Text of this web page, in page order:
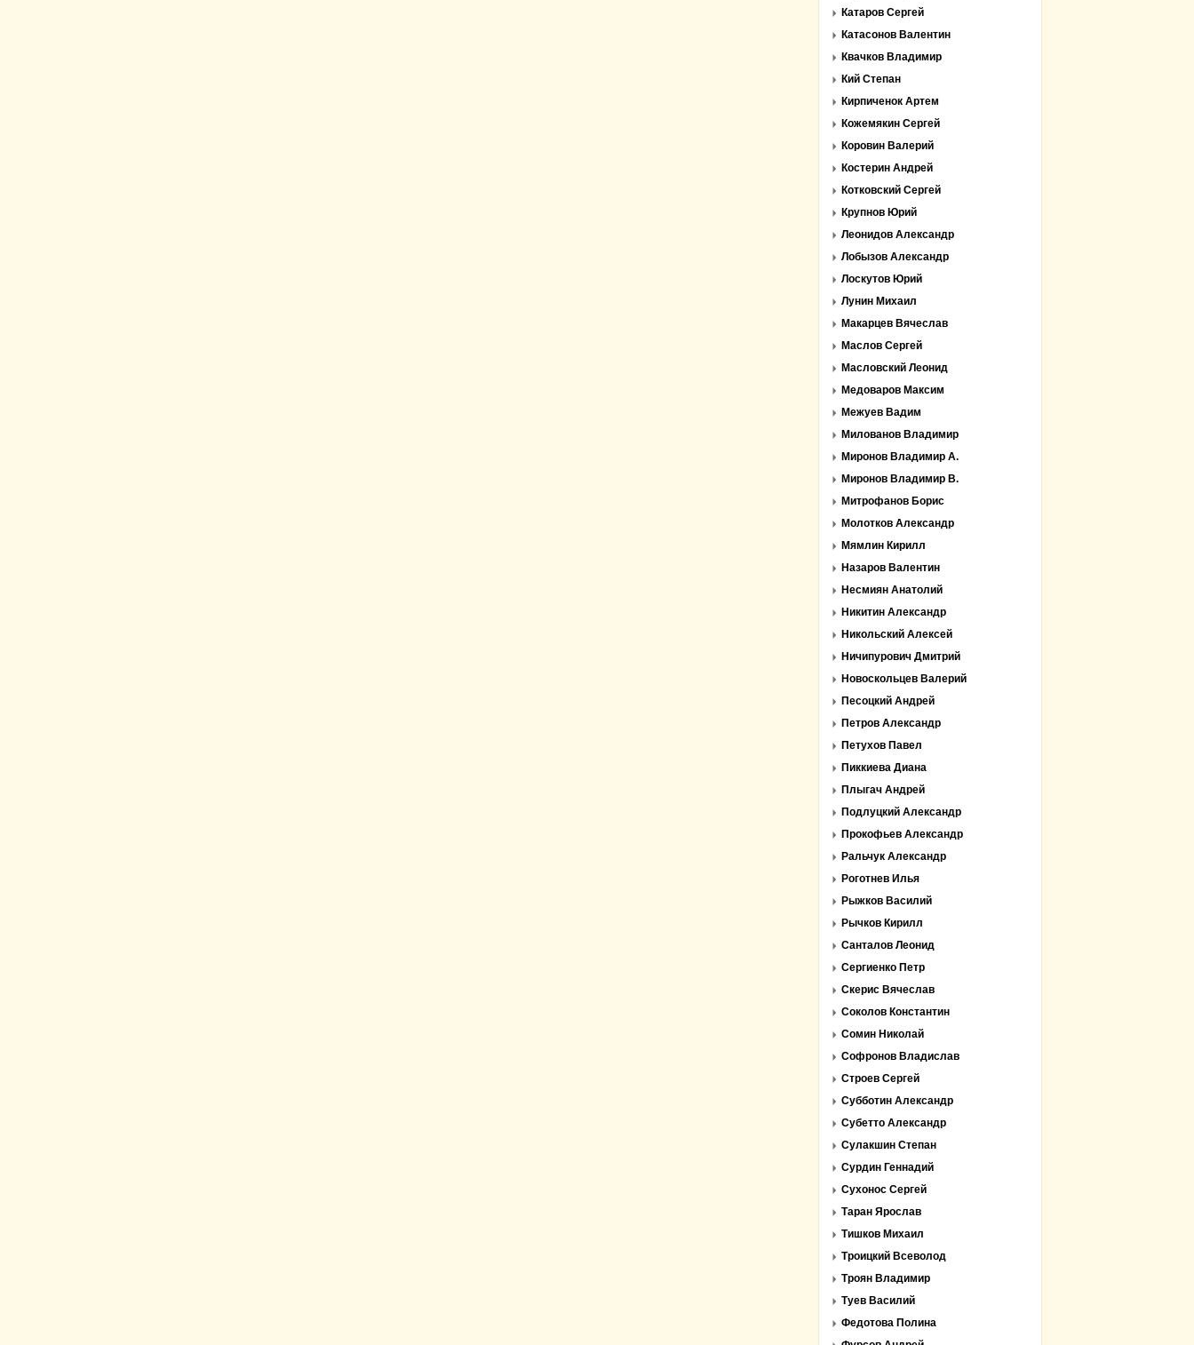
Катаров Сергей
Катасонов Валентин
Квачков Владимир
Кий Степан
Кирпиченок Артем
Кожемякин Сергей
Коровин Валерий
Костерин Андрей
Котковский Сергей
Крупнов Юрий
Леонидов Александр
Лобызов Александр
Лоскутов Юрий
Лунин Михаил
Макарцев Вячеслав
Маслов Сергей
Масловский Леонид
Медоваров Максим
Межуев Вадим
Милованов Владимир
Миронов Владимир А.
Миронов Владимир В.
Митрофанов Борис
Молотков Александр
Мямлин Кирилл
Назаров Валентин
Несмиян Анатолий
Никитин Александр
Никольский Алексей
Ничипурович Дмитрий
Новоскольцев Валерий
Песоцкий Андрей
Петров Александр
Петухов Павел
Пиккиева Диана
Плыгач Андрей
Подлуцкий Александр
Прокофьев Александр
Ральчук Александр
Роготнев Илья
Рыжков Василий
Рычков Кирилл
Санталов Леонид
Сергиенко Петр
Скерис Вячеслав
Соколов Константин
Сомин Николай
Софронов Владислав
Строев Сергей
Субботин Александр
Субетто Александр
Сулакшин Степан
Сурдин Геннадий
Сухонос Сергей
Таран Ярослав
Тишков Михаил
Троицкий Всеволод
Троян Владимир
Туев Василий
Федотова Полина